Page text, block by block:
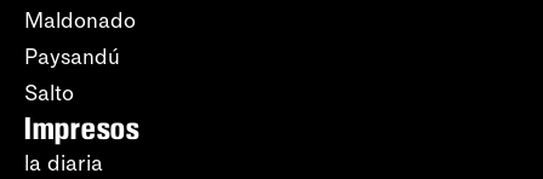
Maldonado
Paysandú
Salto
Impresos
la diaria